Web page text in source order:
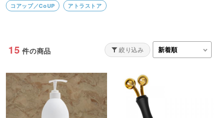
コアップ／CoUP アトラストア
15 件の商品 絞り込み